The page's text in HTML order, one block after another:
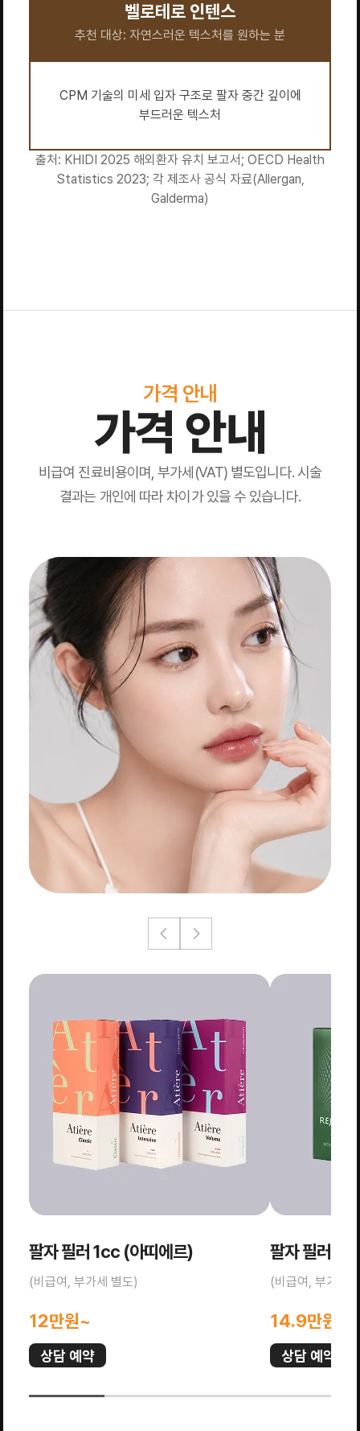
벨로테로 인텐스
추천 대상: 자연스러운 텍스처를 원하는 분
CPM 기술의 미세 입자 구조로 팔자 중간 깊이에
부드러운 텍스처
출처: KHIDI 2025 해외환자 유치 보고서; OECD Health
Statistics 2023; 각 제조사 공식 자료(Allergan,
Galderma)
가격 안내
가격 안내
비급여 진료비용이며, 부가세(VAT) 별도입니다. 시술
결과는 개인에 따라 차이가 있을 수 있습니다.
팔자 필러 1cc (아띠에르)
(비급여, 부가세 별도)
12만원~
상담 예약
팔자 필러
(비급여, 부가세
14.9만원~
상담 예약